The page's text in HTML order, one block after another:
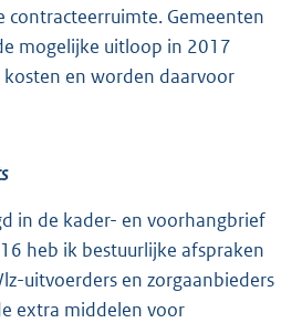
contracteerruimte. Gemeenten
mogelijke uitloop in 2017
en worden daarvoor
in de kader- en voorhangbrief
heb ik bestuurlijke afspraken
uitvoerders en zorgaanbieders
extra middelen voor